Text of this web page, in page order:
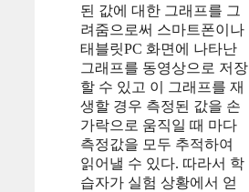
된 값에 대한 그래프를 그
려줌으로써 스마트폰이나
태블릿PC 화면에 나타난
그래프를 동영상으로 저장
할 수 있고 이 그래프를 재
생할 경우 측정된 값을 손
가락으로 움직일 때 마다
측정값을 모두 추적하여
읽어낼 수 있다. 따라서 학
습자가 실험 상황에서 얻